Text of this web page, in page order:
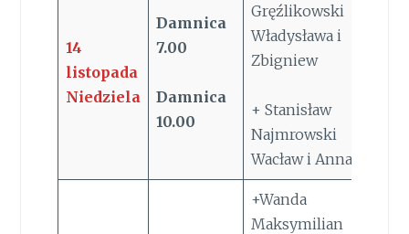
14
listopada
Niedziela
Damnica
7.00
Damnica
10.00
Gręźlikowski
Władysława i
Zbigniew
+ Stanisław
Najmrowski
Wacław i Anna
+Wanda
Maksymilian